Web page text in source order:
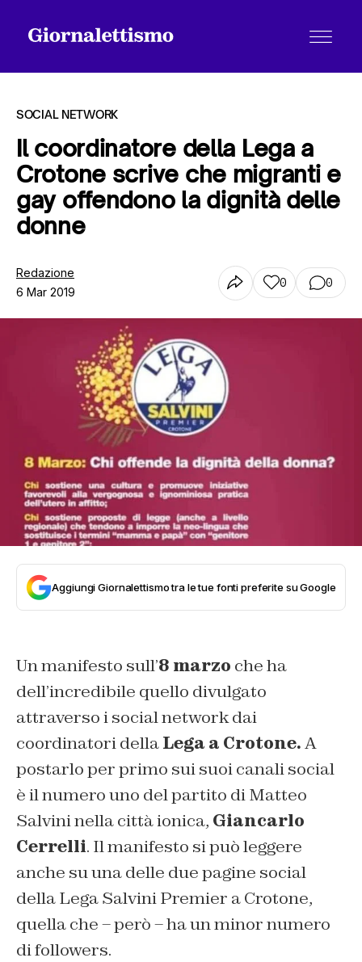
Tutti gli articoli
SOCIAL NETWORK
Il coordinatore della Lega a
Crotone scrive che migranti e
gay offendono la dignità delle
donne
Redazione
6 Mar 2019
0 0
Aggiungi Giornalettismo tra le tue fonti preferite su Google
Un manifesto sull’8 marzo che ha
dell’incredibile quello divulgato
attraverso i social network dai
coordinatori dellaLega a Crotone.A
postarlo per primo sui suoi canali social
è il numero uno del partito di Matteo
Salvini nella città ionica, Giancarlo
Cerrelli. Il manifesto si può leggere
anche su una delle due pagine social
della Lega Salvini Premier a Crotone,
quella che – però – ha un minor numero
di followers.